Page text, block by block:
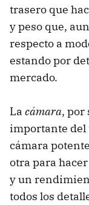
trasero que
y peso que,
respecto a
estando por
mercado.
La cámara, por
importante del
cámara
otra para
y un
todos los